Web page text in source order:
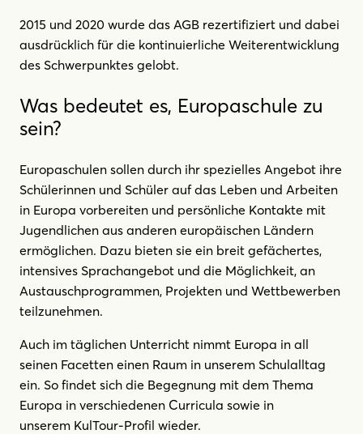
2015 und 2020 wurde das AGB rezertifiziert und dabei
ausdrücklich für die kontinuierliche Weiterentwicklung
des Schwerpunktes gelobt.
Was bedeutet es, Europaschule zu
sein?
Europaschulen sollen durch ihr spezielles Angebot ihre
Schülerinnen und Schüler auf das Leben und Arbeiten
in Europa vorbereiten und persönliche Kontakte mit
Jugendlichen aus anderen europäischen Ländern
ermöglichen. Dazu bieten sie ein breit gefächertes,
intensives Sprachangebot und die Möglichkeit, an
Austauschprogrammen, Projekten und Wettbewerben
teilzunehmen.
Auch im täglichen Unterricht nimmt Europa in all
seinen Facetten einen Raum in unserem Schulalltag
ein. So findet sich die Begegnung mit dem Thema
Europa in verschiedenen Curricula sowie in
unserem KulTour-Profil wieder.